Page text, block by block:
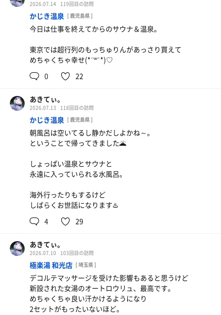
2026.07.14 119回目の訪問
かじき温泉 [ 鹿児島県 ]
今日は仕事を終えてからのサウナ＆温泉。
東京では超行列のもっちゅりんがあっさり買えて
めちゃくちゃ幸せ(*ˊ꒳ˋ*)♡
0
22
あきてぃ。
2026.07.13 118回目の訪問
かじき温泉 [ 鹿児島県 ]
朝風呂は空いてるし静かだしよかね～。
ということで帰ってきました🌋
しょっぱい温泉とサウナと
永遠に入っていられる水風呂。
海外行ったりもするけど
しばらくお世話になります♨️
4
29
あきてぃ。
2026.07.10 103回目の訪問
極楽湯 和光店 [ 埼玉県 ]
デコルテマッサージを受けた影響もあると思うけど
新設された女湯のオートロウリュ、最高です。
めちゃくちゃ良い汗かけるようになり
2セットがもったいないほど。